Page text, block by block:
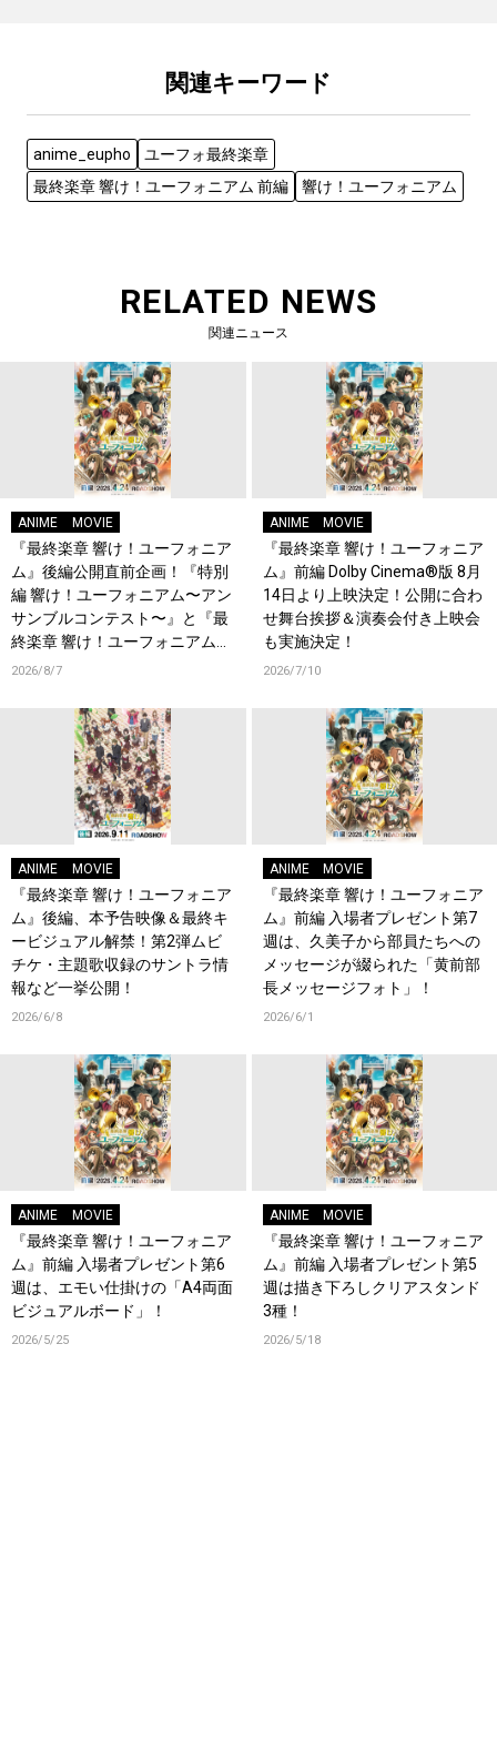
関連キーワード
anime_eupho
ユーフォ最終楽章
最終楽章 響け！ユーフォニアム 前編
響け！ユーフォニアム
RELATED NEWS
関連ニュース
ANIME MOVIE
『最終楽章 響け！ユーフォニア
ム』後編公開直前企画！『特別
編 響け！ユーフォニアム〜アン
サンブルコンテスト〜』と『最
終楽章 響け！ユーフォニアム』
前編の一挙上映が決定！
2026/8/7
ANIME MOVIE
『最終楽章 響け！ユーフォニア
ム』前編 Dolby Cinema®版 8月
14日より上映決定！公開に合わ
せ舞台挨拶＆演奏会付き上映会
も実施決定！
2026/7/10
ANIME MOVIE
『最終楽章 響け！ユーフォニア
ム』後編、本予告映像＆最終キ
ービジュアル解禁！第2弾ムビ
チケ・主題歌収録のサントラ情
報など一挙公開！
2026/6/8
ANIME MOVIE
『最終楽章 響け！ユーフォニア
ム』前編 入場者プレゼント第7
週は、久美子から部員たちへの
メッセージが綴られた「黄前部
長メッセージフォト」！
2026/6/1
ANIME MOVIE
『最終楽章 響け！ユーフォニア
ム』前編 入場者プレゼント第6
週は、エモい仕掛けの「A4両面
ビジュアルボード」！
2026/5/25
ANIME MOVIE
『最終楽章 響け！ユーフォニア
ム』前編 入場者プレゼント第5
週は描き下ろしクリアスタンド
3種！
2026/5/18